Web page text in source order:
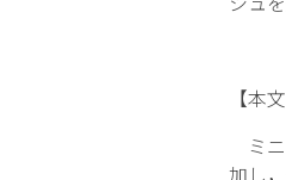
【本文
ミ
加し